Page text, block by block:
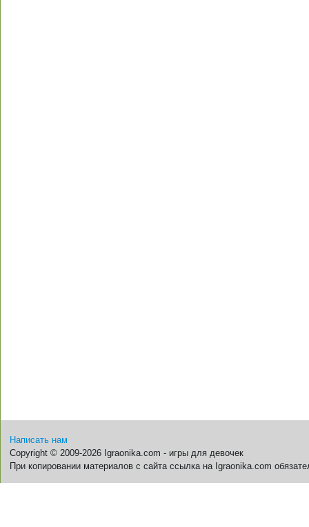
Написать нам
Copyright © 2009-2026 Igraonika.com - игры для девочек
При копировании материалов с сайта ссылка на Igraonika.com